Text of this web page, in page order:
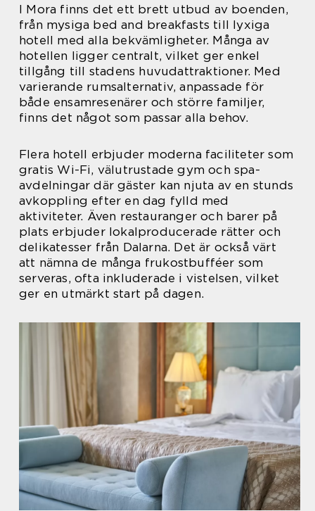
I Mora finns det ett brett utbud av boenden,
från mysiga bed and breakfasts till lyxiga
hotell med alla bekvämligheter. Många av
hotellen ligger centralt, vilket ger enkel
tillgång till stadens huvudattraktioner. Med
varierande rumsalternativ, anpassade för
både ensamresenärer och större familjer,
finns det något som passar alla behov.
Flera hotell erbjuder moderna faciliteter som
gratis Wi-Fi, välutrustade gym och spa-
avdelningar där gäster kan njuta av en stunds
avkoppling efter en dag fylld med
aktiviteter. Även restauranger och barer på
plats erbjuder lokalproducerade rätter och
delikatesser från Dalarna. Det är också värt
att nämna de många frukostbufféer som
serveras, ofta inkluderade i vistelsen, vilket
ger en utmärkt start på dagen.